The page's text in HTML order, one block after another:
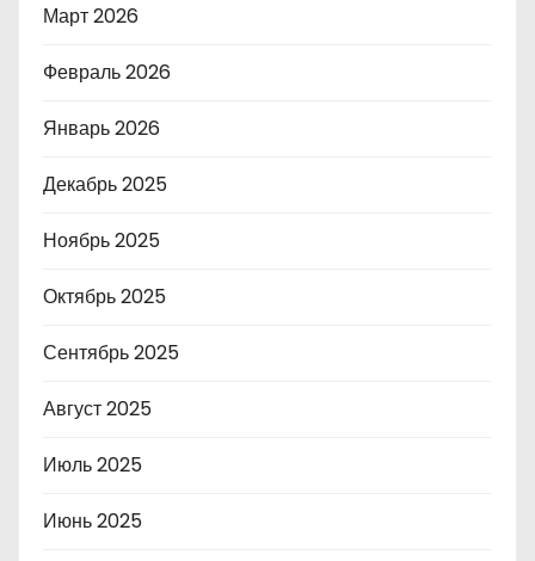
Март 2026
Февраль 2026
Январь 2026
Декабрь 2025
Ноябрь 2025
Октябрь 2025
Сентябрь 2025
Август 2025
Июль 2025
Июнь 2025